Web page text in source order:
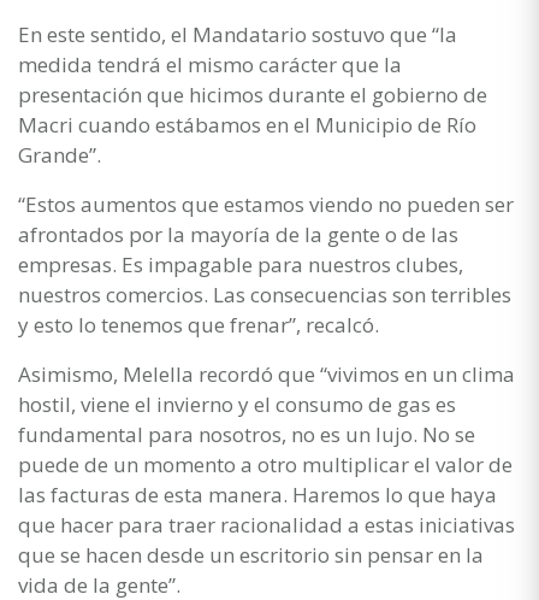
En este sentido, el Mandatario sostuvo que “la
medida tendrá el mismo carácter que la
presentación que hicimos durante el gobierno de
Macri cuando estábamos en el Municipio de Río
Grande”.
“Estos aumentos que estamos viendo no pueden ser
afrontados por la mayoría de la gente o de las
empresas. Es impagable para nuestros clubes,
nuestros comercios. Las consecuencias son terribles
y esto lo tenemos que frenar”, recalcó.
Asimismo, Melella recordó que “vivimos en un clima
hostil, viene el invierno y el consumo de gas es
fundamental para nosotros, no es un lujo. No se
puede de un momento a otro multiplicar el valor de
las facturas de esta manera. Haremos lo que haya
que hacer para traer racionalidad a estas iniciativas
que se hacen desde un escritorio sin pensar en la
vida de la gente”.